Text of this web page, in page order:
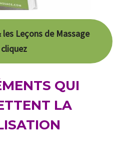
Leçons de Massage
cliquez
QUI
LA